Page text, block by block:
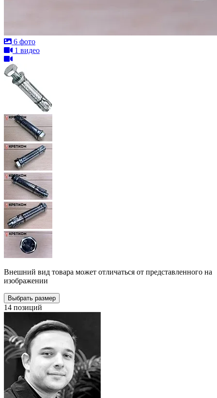
6 фото
1 видео
Внешний вид товара может отличаться от представленного на
изображении
Выбрать размер
14 позиций